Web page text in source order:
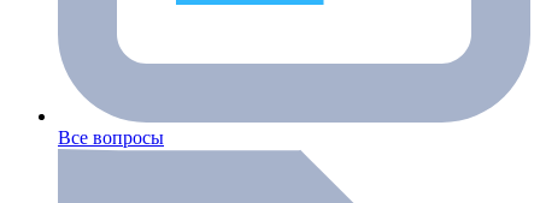
Все вопросы